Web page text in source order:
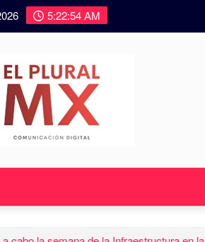
5:22:55 AM